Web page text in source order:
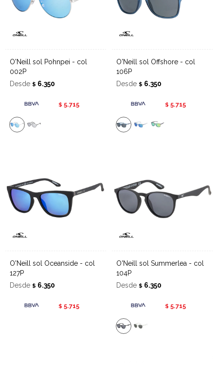
O'Neill sol Pohnpei - col
002P
Desde $ 6.350
$ 5.715
O'Neill sol Offshore - col
106P
Desde $ 6.350
$ 5.715
O'Neill sol Oceanside - col
127P
Desde $ 6.350
$ 5.715
O'Neill sol Summerlea - col
104P
Desde $ 6.350
$ 5.715